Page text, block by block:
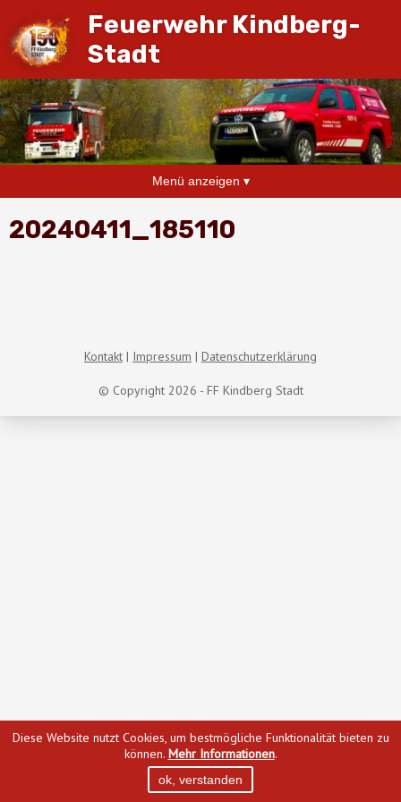
Feuerwehr Kindberg-
Stadt
Menü anzeigen ▾
20240411_185110
© Copyright 2026 - FF Kindberg Stadt
Kontakt Impressum Datenschutzerklärung
Diese Website nutzt Cookies, um bestmögliche Funktionalität bieten zu
können. Mehr Informationen.
ok, verstanden